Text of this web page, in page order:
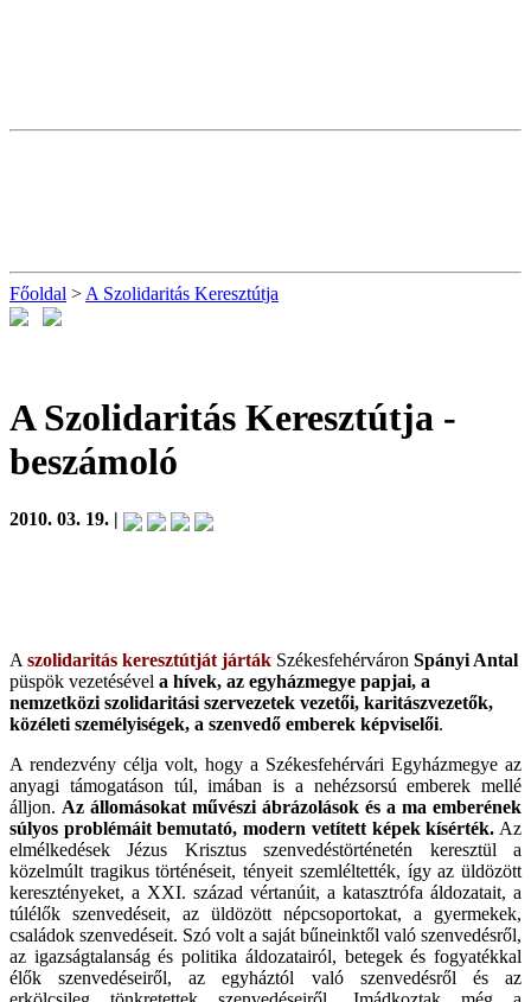
Főoldal > A Szolidaritás Keresztútja
A Szolidaritás Keresztútja -
beszámoló
2010. 03. 19. |
A szolidaritás keresztútját járták Székesfehérváron Spányi Antal
püspök vezetésével a hívek, az egyházmegye papjai, a
nemzetközi szolidaritási szervezetek vezetői, karitászvezetők,
közéleti személyiségek, a szenvedő emberek képviselői.
A rendezvény célja volt, hogy a Székesfehérvári Egyházmegye az
anyagi támogatáson túl, imában is a nehézsorsú emberek mellé
álljon. Az állomásokat művészi ábrázolások és a ma emberének
súlyos problémáit bemutató, modern vetített képek kísérték. Az
elmélkedések Jézus Krisztus szenvedéstörténetén keresztül a
közelmúlt tragikus történéseit, tényeit szemléltették, így az üldözött
keresztényeket, a XXI. század vértanúit, a katasztrófa áldozatait, a
túlélők szenvedéseit, az üldözött népcsoportokat, a gyermekek,
családok szenvedéseit. Szó volt a saját bűneinktől való szenvedésről,
az igazságtalanság és politika áldozatairól, betegek és fogyatékkal
élők szenvedéseiről, az egyháztól való szenvedésről és az